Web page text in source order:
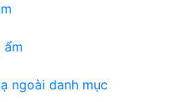
ẩm
ngoài danh mục